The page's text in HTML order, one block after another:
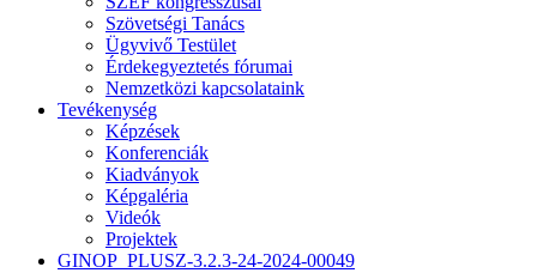
Szövetségi Tanács
Ügyvivő Testület
Érdekegyeztetés fórumai
Nemzetközi kapcsolataink
Tevékenység
Képzések
Konferenciák
Kiadványok
Képgaléria
Videók
Projektek
GINOP_PLUSZ-3.2.3-24-2024-00049